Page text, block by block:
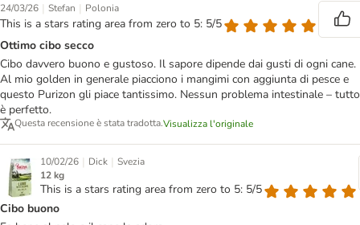
24/03/26 | Stefan | Polonia
This is a stars rating area from zero to 5: 5/5
Ottimo cibo secco
Cibo davvero buono e gustoso. Il sapore dipende dai gusti di ogni cane.
Al mio golden in generale piacciono i mangimi con aggiunta di pesce e
questo Purizon gli piace tantissimo. Nessun problema intestinale – tutto
è perfetto.
Questa recensione è stata tradotta.Visualizza l'originale
10/02/26 | Dick | Svezia
12 kg
This is a stars rating area from zero to 5: 5/5
Cibo buono